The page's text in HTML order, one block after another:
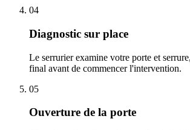
04
Diagnostic sur place
Le serrurier examine votre porte et
final avant de commencer l'intervention.
05
Ouverture de la porte